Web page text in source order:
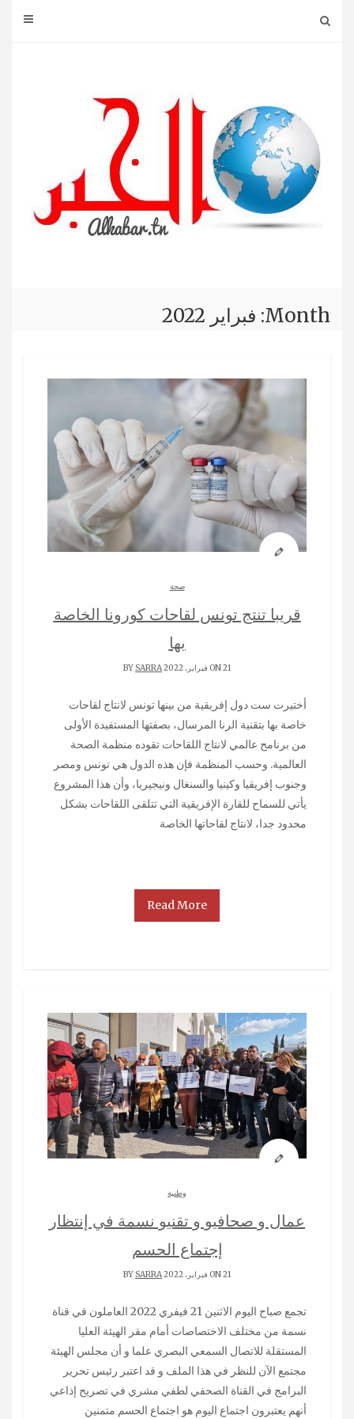
Month: فبراير 2022
صحة
قريبا تنتج تونس لقاحات كورونا الخاصة
بها
ON 21 فبراير، 2022 BY SARRA
أختيرت ست دول إفريقية من بينها تونس لانتاج لقاحات
خاصة بها بتقنية الرنا المرسال، بصفتها المستفيدة الأولى
من برنامح عالمي لانتاج اللقاحات تقوده منظمة الصحة
العالمية. وحسب المنظمة فإن هذه الدول هي تونس ومصر
وجنوب إفريقيا وكينيا والسنغال ونيجيريا، وأن هذا المشروع
يأتي للسماح للقارة الإفريقية التي تتلقى اللقاحات بشكل
محدود جدا، لانتاج لقاحاتها الخاصة
Read More
وطنية
عمال و صحافيو و تقنيو نسمة في إنتظار
إجتماع الحسم
ON 21 فبراير، 2022 BY SARRA
تجمع صباح اليوم الاثنين 21 فيفري 2022 العاملون في قناة
نسمة من مختلف الاختصاصات أمام مقر الهيئة العليا
المستقلة للاتصال السمعي البصري علما و أن مجلس الهيئة
مجتمع الآن للنظر في هذا الملف و قد اعتبر رئيس تحرير
البرامج في القناة الصحفي لطفي مشري في تصريح إذاعي
أنهم يعتبرون اجتماع اليوم هو اجتماع الحسم متمنين